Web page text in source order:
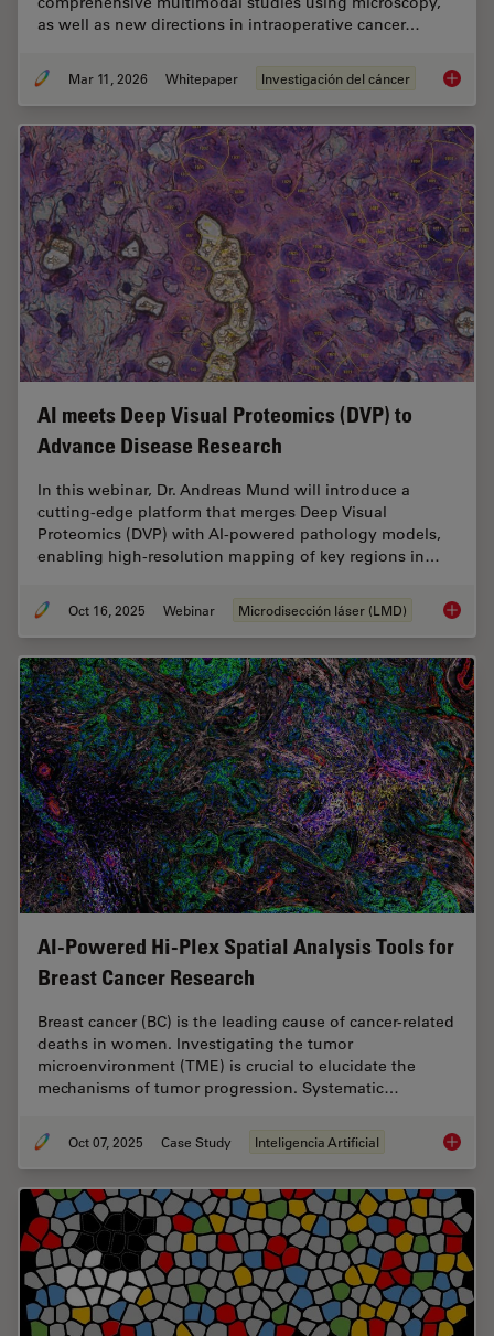
as well as new directions in intraoperative cancer…
Mar 11, 2026 Whitepaper Investigación del cáncer
AI meets Deep Visual Proteomics (DVP) to
Advance Disease Research
In this webinar, Dr. Andreas Mund will introduce a
cutting-edge platform that merges Deep Visual
Proteomics (DVP) with AI-powered pathology models,
enabling high-resolution mapping of key regions in…
Oct 16, 2025 Webinar Microdisección láser (LMD) AI
AI-Powered Hi-Plex Spatial Analysis Tools for
Breast Cancer Research
Breast cancer (BC) is the leading cause of cancer-related
deaths in women. Investigating the tumor
microenvironment (TME) is crucial to elucidate the
mechanisms of tumor progression. Systematic…
Oct 07, 2025 Case Study Inteligencia Artificial AI-